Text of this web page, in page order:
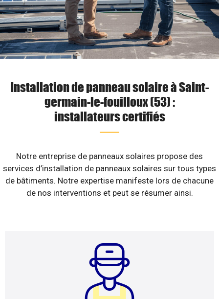
Installation de panneau solaire à Saint-
germain-le-fouilloux (53) :
installateurs certifiés
Notre entreprise de panneaux solaires propose des
services d’installation de panneaux solaires sur tous types
de bâtiments. Notre expertise manifeste lors de chacune
de nos interventions et peut se résumer ainsi.